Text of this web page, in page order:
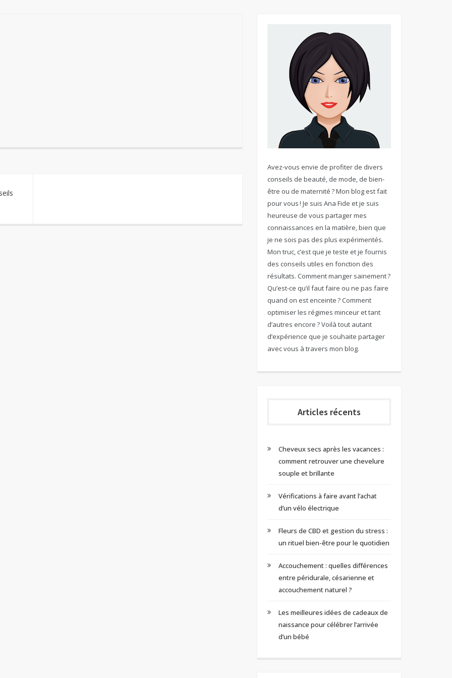
Avez-vous envie de profiter de divers
conseils de beauté, de mode, de bien-
être ou de maternité ? Mon blog est fait
pour vous ! Je suis Ana Fide et je suis
heureuse de vous partager mes
connaissances en la matière, bien que
je ne sois pas des plus expérimentés.
Mon truc, c’est que je teste et je fournis
des conseils utiles en fonction des
résultats. Comment manger sainement ?
Qu’est-ce qu’il faut faire ou ne pas faire
quand on est enceinte ? Comment
optimiser les régimes minceur et tant
d’autres encore ? Voilà tout autant
d’expérience que je souhaite partager
avec vous à travers mon blog.
Articles récents
Cheveux secs après les vacances :
comment retrouver une chevelure
souple et brillante
Vérifications à faire avant l’achat
d’un vélo électrique
Fleurs de CBD et gestion du stress :
un rituel bien-être pour le quotidien
Accouchement : quelles différences
entre péridurale, césarienne et
accouchement naturel ?
Les meilleures idées de cadeaux de
naissance pour célébrer l’arrivée
d’un bébé